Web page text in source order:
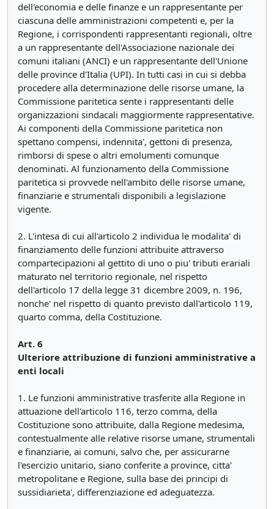
dell'economia e delle finanze e un rappresentante per
ciascuna delle amministrazioni competenti e, per la
Regione, i corrispondenti rappresentanti regionali, oltre
a un rappresentante dell'Associazione nazionale dei
comuni italiani (ANCI) e un rappresentante dell'Unione
delle province d'Italia (UPI). In tutti casi in cui si debba
procedere alla determinazione delle risorse umane, la
Commissione paritetica sente i rappresentanti delle
organizzazioni sindacali maggiormente rappresentative.
Ai componenti della Commissione paritetica non
spettano compensi, indennita', gettoni di presenza,
rimborsi di spese o altri emolumenti comunque
denominati. Al funzionamento della Commissione
paritetica si provvede nell'ambito delle risorse umane,
finanziarie e strumentali disponibili a legislazione
vigente.
2. L'intesa di cui all'articolo 2 individua le modalita' di
finanziamento delle funzioni attribuite attraverso
compartecipazioni al gettito di uno o piu' tributi erariali
maturato nel territorio regionale, nel rispetto
dell'articolo 17 della legge 31 dicembre 2009, n. 196,
nonche' nel rispetto di quanto previsto dall'articolo 119,
quarto comma, della Costituzione.
Art. 6
Ulteriore attribuzione di funzioni amministrative a
enti locali
1. Le funzioni amministrative trasferite alla Regione in
attuazione dell'articolo 116, terzo comma, della
Costituzione sono attribuite, dalla Regione medesima,
contestualmente alle relative risorse umane, strumentali
e finanziarie, ai comuni, salvo che, per assicurarne
l'esercizio unitario, siano conferite a province, citta'
metropolitane e Regione, sulla base dei principi di
sussidiarieta', differenziazione ed adeguatezza.